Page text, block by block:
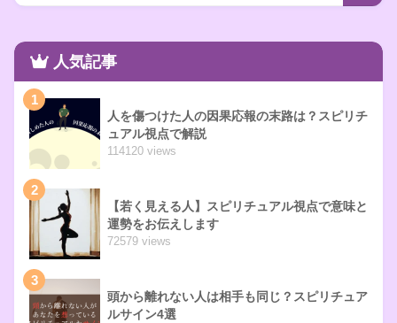
人気記事
1
人を傷つけた人の因果応報の末路は？スピリチ
ュアル視点で解説
114120 views
2
【若く見える人】スピリチュアル視点で意味と
運勢をお伝えします
72579 views
3
頭から離れない人は相手も同じ？スピリチュア
ルサイン4選